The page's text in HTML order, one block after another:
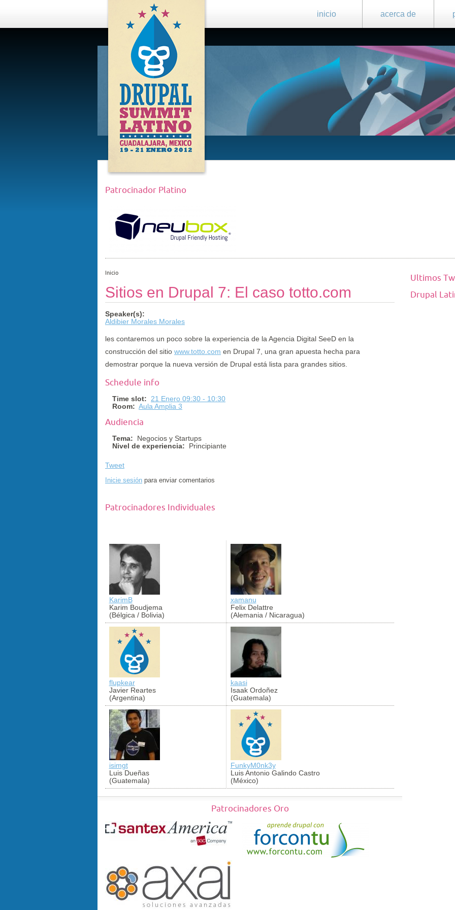
inicio acerca de
DRUPAL
SUMMIT
LATINO,
GUADALAJARA
2012
Patrocinador Platino
Inicio
Sitios en Drupal 7: El caso totto.com
Speaker(s):
Aldibier Morales Morales
les contaremos un poco sobre la experiencia de la Agencia Digital SeeD en la
construcción del sitio www.totto.com en Drupal 7, una gran apuesta hecha para
demostrar porque la nueva versión de Drupal está lista para grandes sitios.
Schedule info
Time slot:
21 Enero 09:30 - 10:30
Room: Aula Amplia 3
Audiencia
Tema:
Negocios y Startups
Nivel de experiencia:
Principiante
Tweet
Inicie sesión para enviar comentarios
Patrocinadores Individuales
KarimB
Karim Boudjema
(Bélgica / Bolivia)
xamanu
Felix Delattre
(Alemania / Nicaragua)
flupkear
Javier Reartes
(Argentina)
kaasi
Isaak Ordoñez
(Guatemala)
isimgt
Luis Dueñas
(Guatemala)
FunkyM0nk3y
Luis Antonio Galindo Castro
(México)
Patrocinadores Oro
Ultimos
Drupal